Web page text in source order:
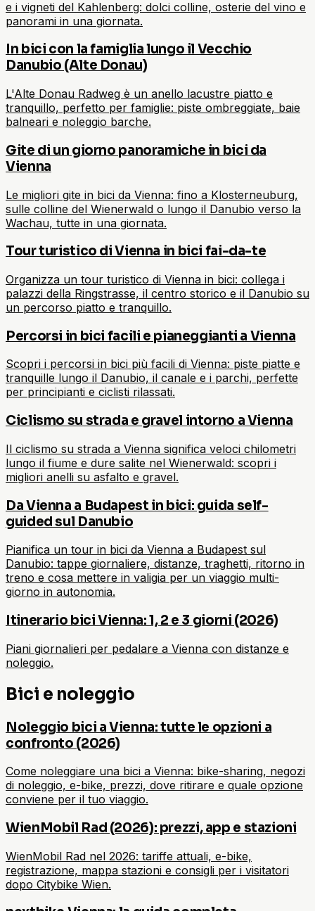
e i vigneti del Kahlenberg: dolci colline, osterie del vino e
panorami in una giornata.
In bici con la famiglia lungo il Vecchio
Danubio (Alte Donau)
L'Alte Donau Radweg è un anello lacustre piatto e
tranquillo, perfetto per famiglie: piste ombreggiate, baie
balneari e noleggio barche.
Gite di un giorno panoramiche in bici da
Vienna
Le migliori gite in bici da Vienna: fino a Klosterneuburg,
sulle colline del Wienerwald o lungo il Danubio verso la
Wachau, tutte in una giornata.
Tour turistico di Vienna in bici fai-da-te
Organizza un tour turistico di Vienna in bici: collega i
palazzi della Ringstrasse, il centro storico e il Danubio su
un percorso piatto e tranquillo.
Percorsi in bici facili e pianeggianti a Vienna
Scopri i percorsi in bici più facili di Vienna: piste piatte e
tranquille lungo il Danubio, il canale e i parchi, perfette
per principianti e ciclisti rilassati.
Ciclismo su strada e gravel intorno a Vienna
Il ciclismo su strada a Vienna significa veloci chilometri
lungo il fiume e dure salite nel Wienerwald: scopri i
migliori anelli su asfalto e gravel.
Da Vienna a Budapest in bici: guida self-
guided sul Danubio
Pianifica un tour in bici da Vienna a Budapest sul
Danubio: tappe giornaliere, distanze, traghetti, ritorno in
treno e cosa mettere in valigia per un viaggio multi-
giorno in autonomia.
Itinerario bici Vienna: 1, 2 e 3 giorni (2026)
Piani giornalieri per pedalare a Vienna con distanze e
noleggio.
Bici e noleggio
Noleggio bici a Vienna: tutte le opzioni a
confronto (2026)
Come noleggiare una bici a Vienna: bike-sharing, negozi
di noleggio, e-bike, prezzi, dove ritirare e quale opzione
conviene per il tuo viaggio.
WienMobil Rad (2026): prezzi, app e stazioni
WienMobil Rad nel 2026: tariffe attuali, e-bike,
registrazione, mappa stazioni e consigli per i visitatori
dopo Citybike Wien.